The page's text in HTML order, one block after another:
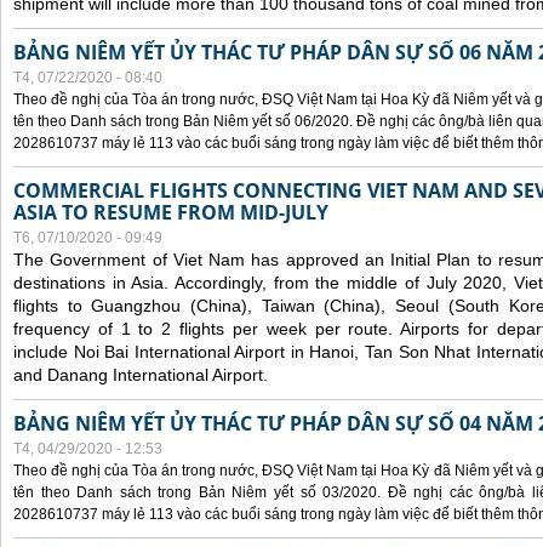
shipment will include more than 100 thousand tons of coal mined
BẢNG NIÊM YẾT ỦY THÁC TƯ PHÁP DÂN SỰ SỐ 06 NĂM
T4, 07/22/2020 - 08:40
Theo đề nghị của Tòa án trong nước, ĐSQ Việt Nam tại Hoa Kỳ đã Niêm yết và
tên theo Danh sách trong Bản Niêm yết số 06/2020. Đề nghị các ông/bà liên
2028610737 máy lẻ 113 vào các buổi sáng trong ngày làm việc để biết thêm
COMMERCIAL FLIGHTS CONNECTING VIET NAM AND
ASIA TO RESUME FROM MID-JULY
T6, 07/10/2020 - 09:49
The Government of Viet Nam has approved an Initial Plan to
destinations in Asia. Accordingly, from the middle of July 2020,
flights to Guangzhou (China), Taiwan (China), Seoul (South
frequency of 1 to 2 flights per week per route. Airports for
include Noi Bai International Airport in Hanoi, Tan Son Nhat
and Danang International Airport.
BẢNG NIÊM YẾT ỦY THÁC TƯ PHÁP DÂN SỰ SỐ 04 NĂM
T4, 04/29/2020 - 12:53
Theo đề nghị của Tòa án trong nước, ĐSQ Việt Nam tại Hoa Kỳ đã Niêm yết
tên theo Danh sách trong Bản Niêm yết số 03/2020. Đề nghị các ông/bà
2028610737 máy lẻ 113 vào các buổi sáng trong ngày làm việc để biết thêm